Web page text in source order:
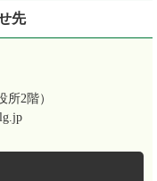
先
2階）